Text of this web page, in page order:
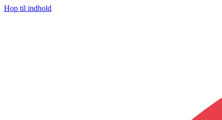
Hop til indhold